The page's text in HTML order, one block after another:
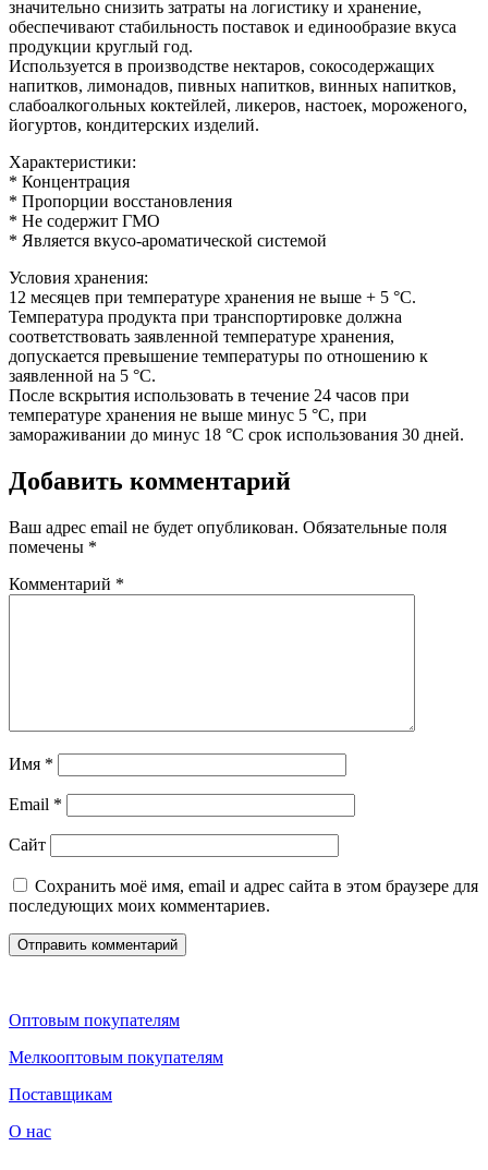
значительно снизить затраты на логистику и хранение,
обеспечивают стабильность поставок и единообразие вкуса
продукции круглый год.
Используется в производстве нектаров, сокосодержащих
напитков, лимонадов, пивных напитков, винных напитков,
слабоалкогольных коктейлей, ликеров, настоек, мороженого,
йогуртов, кондитерских изделий.
Характеристики:
* Концентрация
* Пропорции восстановления
* Не содержит ГМО
* Является вкусо-ароматической системой
Условия хранения:
12 месяцев при температуре хранения не выше + 5 °C.
Температура продукта при транспортировке должна
соответствовать заявленной температуре хранения,
допускается превышение температуры по отношению к
заявленной на 5 °C.
После вскрытия использовать в течение 24 часов при
температуре хранения не выше минус 5 °C, при
замораживании до минус 18 °C срок использования 30 дней.
Добавить комментарий
Ваш адрес email не будет опубликован. Обязательные поля
помечены *
Комментарий *
Имя *
Email *
Сайт
Сохранить моё имя, email и адрес сайта в этом браузере для
последующих моих комментариев.
Оптовым покупателям
Мелкооптовым покупателям
Поставщикам
О нас